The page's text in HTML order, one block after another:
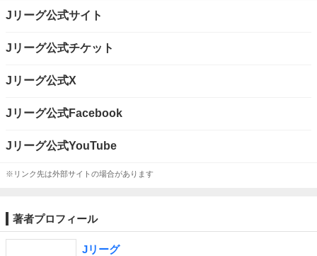
Jリーグ公式サイト
Jリーグ公式チケット
Jリーグ公式X
Jリーグ公式Facebook
Jリーグ公式YouTube
※リンク先は外部サイトの場合があります
著者プロフィール
Jリーグ